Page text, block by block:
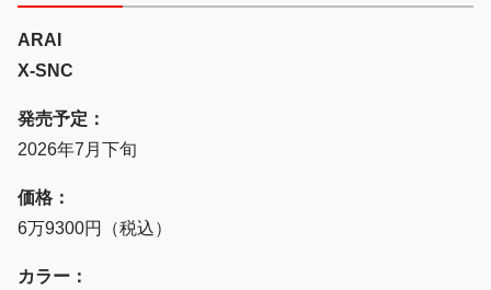
ARAI
X-SNC
発売予定：
2026年7月下旬
価格：
6万9300円（税込）
カラー：